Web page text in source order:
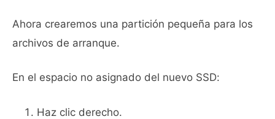
Ahora crearemos una partición pequeña para los
archivos de arranque.
En el espacio no asignado del nuevo SSD:
Haz clic derecho.